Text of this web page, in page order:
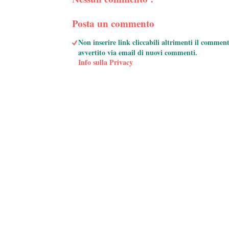
Posta un commento
Non inserire link cliccabili altrimenti il
avvertito via email di nuovi commenti.
Info sulla Privacy